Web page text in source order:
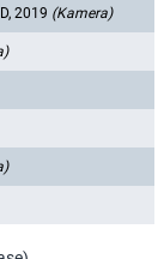
2019 (Kamera)